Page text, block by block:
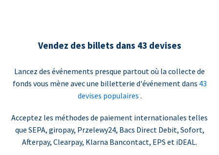
Vendez des billets dans 43 devises
Lancez des événements presque partout où la collecte de
fonds vous mène avec une billetterie d'événement dans 43
devises populaires .
Acceptez les méthodes de paiement internationales telles
que SEPA, giropay, Przelewy24, Bacs Direct Debit, Sofort,
Afterpay, Clearpay, Klarna Bancontact, EPS et iDEAL.